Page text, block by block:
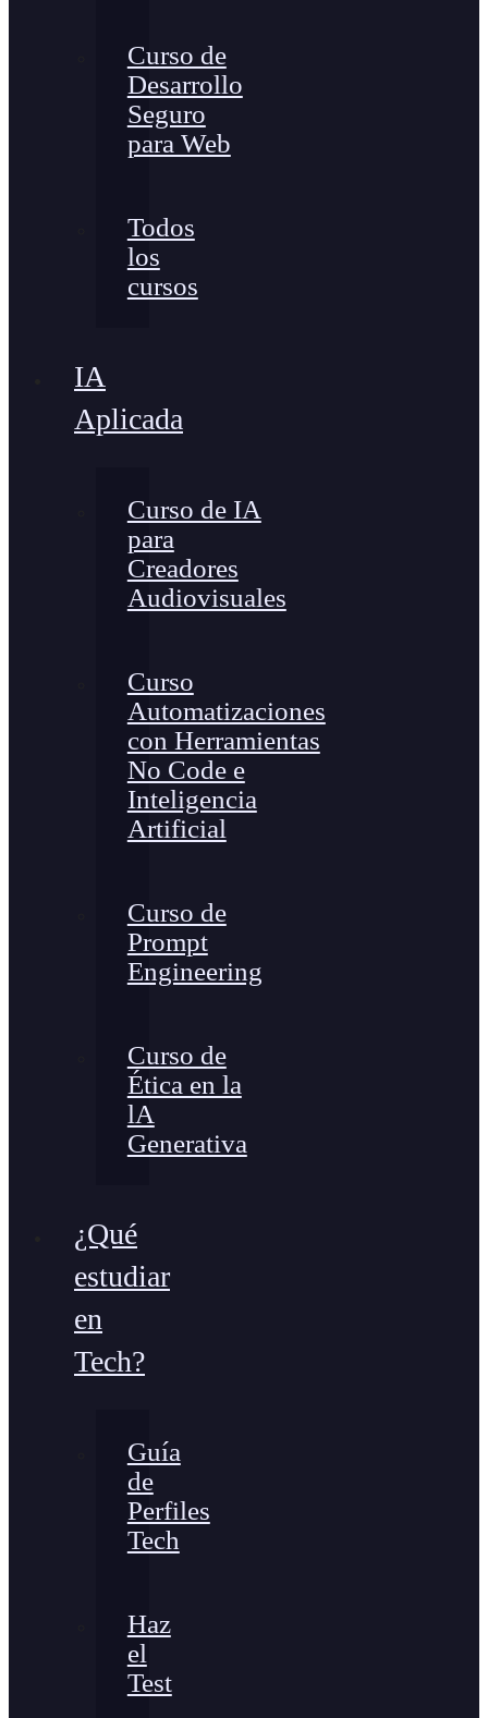
Curso de
Desarrollo
Seguro
para Web
Todos
los
cursos
IA
Aplicada
Curso de IA
para
Creadores
Audiovisuales
Curso
Automatizaciones
con Herramientas
No Code e
Inteligencia
Artificial
Curso de
Prompt
Engineering
Curso de
Ética en la
lA
Generativa
¿Qué
estudiar
en
Tech?
Guía
de
Perfiles
Tech
Haz
el
Test